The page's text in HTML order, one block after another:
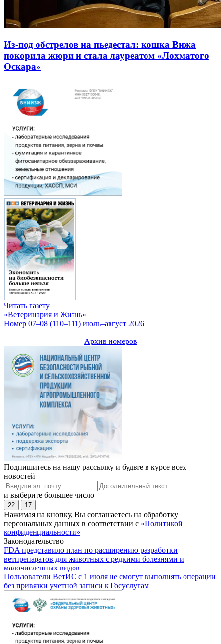
Из-под обстрелов на пьедестал: кошка Вижа
покорила жюри и стала лауреатом «Лохматого
Оскара»
Читать газету
«Ветеринария и Жизнь»
Номер 07–08 (110–111) июль–август 2026
Архив номеров
Подпишитесь на нашу рассылку и будьте в курсе всех
новостей
и выберите большее число
22 17
Нажимая на кнопку, Вы соглашаетесь на обработку
персональных данных в соответствии с «Политикой
конфиденциальности»
Законодательство
FDA представило план по расширению разработки
ветпрепаратов для животных с редкими болезнями и
малочисленных видов
Пользователи ВетИС с 1 июля не смогут выполнять операции
без привязки учетной записи к Госуслугам